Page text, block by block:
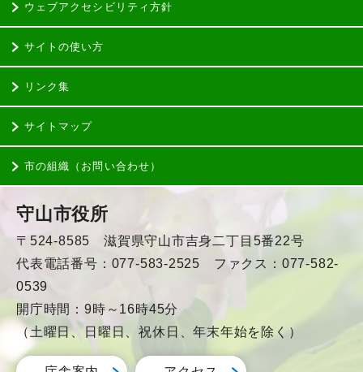
ウェブアクセシビリティ方針
サイトの使い方
リンク集
サイトマップ
市の組織（お問い合わせ）
守山市役所
〒524-8585 滋賀県守山市吉身二丁目5番22号
代表電話番号：077-583-2525 ファクス：077-582-
0539
開庁時間：9時～16時45分
（土曜日、日曜日、祝休日、年末年始を除く）